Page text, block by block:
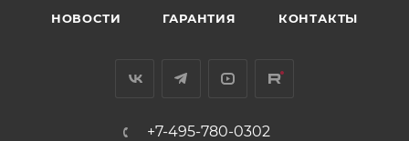
НОВОСТИ ГАРАНТИЯ КОНТАКТЫ
+7-495-780-0302